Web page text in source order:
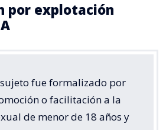
por explotación
sujeto fue formalizado por
o facilitación a la
de menor de 18 años y